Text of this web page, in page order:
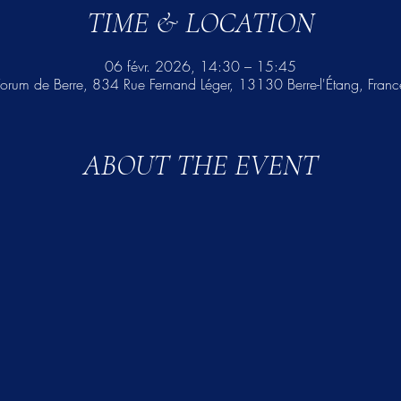
TIME & LOCATION
06 févr. 2026, 14:30 – 15:45
de Berre, 834 Rue Fernand Léger, 13130 Berre-l'Étang,
ABOUT THE EVENT